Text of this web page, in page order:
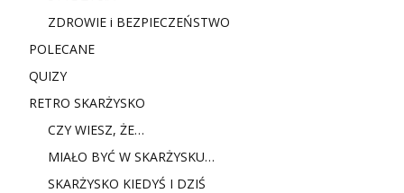
ZDROWIE i BEZPIECZEŃSTWO
POLECANE
QUIZY
RETRO SKARŻYSKO
CZY WIESZ, ŻE…
MIAŁO BYĆ W SKARŻYSKU…
SKARŻYSKO KIEDYŚ I DZIŚ